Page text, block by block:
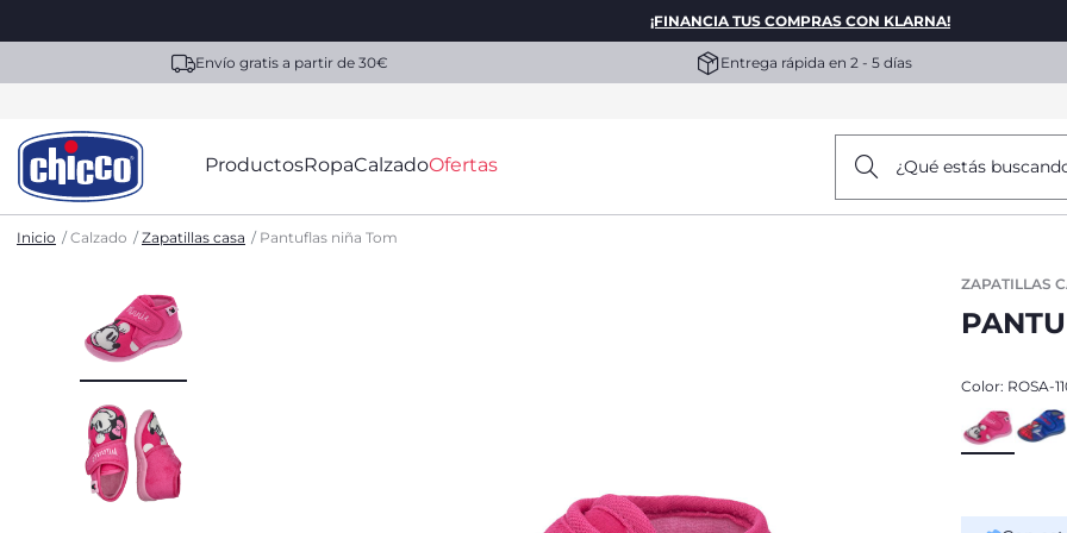
¡FINANCIA TUS COMPRAS CON KLARNA!
Envío gratis a partir de 30€ Entrega rápida en 2 - 5 días
ProductosRopaCalzadoOfertas ¿Qué estás
Inicio Calzado Zapatillas casa Pantuflas niña Tom
ZAPATILLAS
Color: ROSA-